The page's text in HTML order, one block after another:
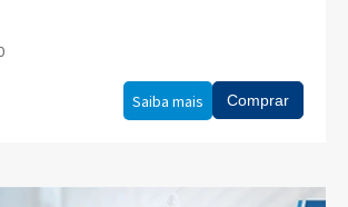
Saiba mais Comprar